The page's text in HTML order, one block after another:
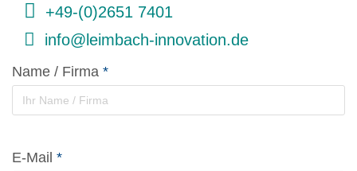
+49-(0)2651 7401
info@leimbach-innovation.de
Name / Firma *
E-Mail *